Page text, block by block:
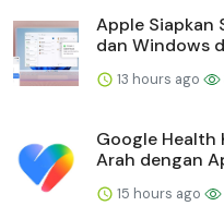
Apple Siapkan
dan Windows
13 hours ago
Google Health
Arah dengan
15 hours ago